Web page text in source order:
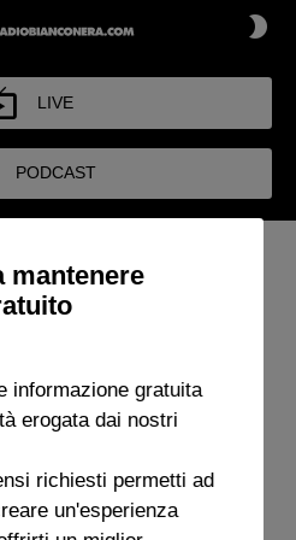
LIVE
PODCAST
della settimana. Scarica le
2026 4m 29s
Domenico
Repubblica) sulla scelta del
mantenere
informazione gratuita
erogata dai nostri
richiesti permetti ad
un'esperienza